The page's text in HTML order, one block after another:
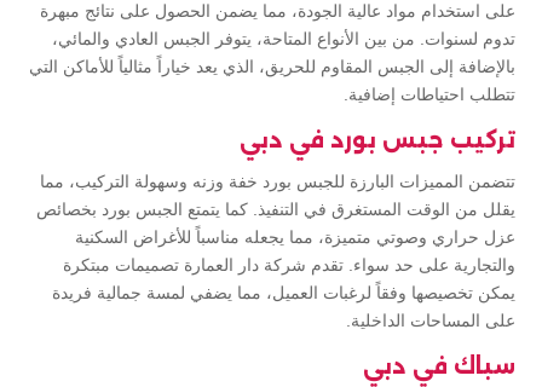
على استخدام مواد عالية الجودة، مما يضمن الحصول على نتائج مبهرة
تدوم لسنوات. من بين الأنواع المتاحة، يتوفر الجبس العادي والمائي،
بالإضافة إلى الجبس المقاوم للحريق، الذي يعد خياراً مثالياً للأماكن التي
تتطلب احتياطات إضافية.
تركيب جبس بورد في دبي
تتضمن المميزات البارزة للجبس بورد خفة وزنه وسهولة التركيب، مما
يقلل من الوقت المستغرق في التنفيذ. كما يتمتع الجبس بورد بخصائص
عزل حراري وصوتي متميزة، مما يجعله مناسباً للأغراض السكنية
والتجارية على حد سواء. تقدم شركة دار العمارة تصميمات مبتكرة
يمكن تخصيصها وفقاً لرغبات العميل، مما يضفي لمسة جمالية فريدة
على المساحات الداخلية.
سباك في دبي